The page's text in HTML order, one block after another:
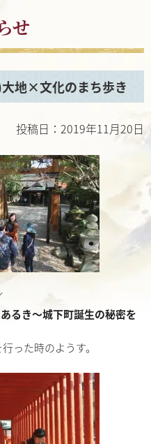
せ
地×文化のまち歩き
投稿日：2019年11月20日
るき～城下町誕生の秘密を
った時のようす。